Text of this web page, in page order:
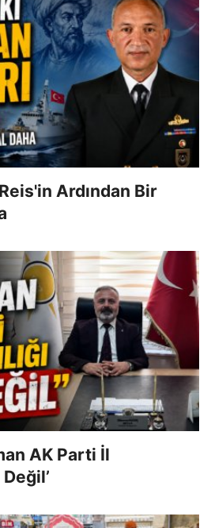
Ardından Bir
AK Parti İl